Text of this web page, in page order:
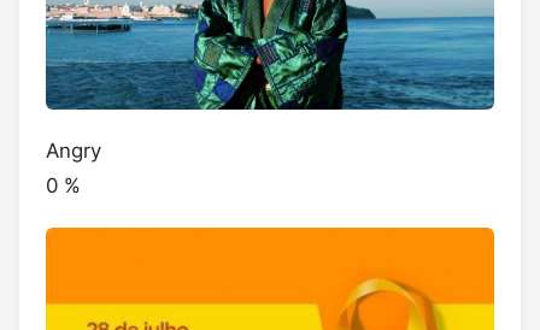
Angry
0 %